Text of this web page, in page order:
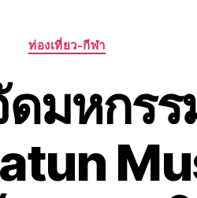
ท่องเที่ยว-กีฬา
มหกรร